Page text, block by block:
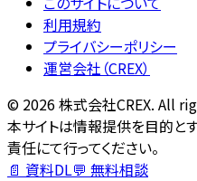
利用規約
プライバシーポリシー
運営会社（CREX）
© 2026株式会社CREX. All
本サイトは情報提供を目的と
責任にて行ってください。
📄 資料DL💬 無料相談